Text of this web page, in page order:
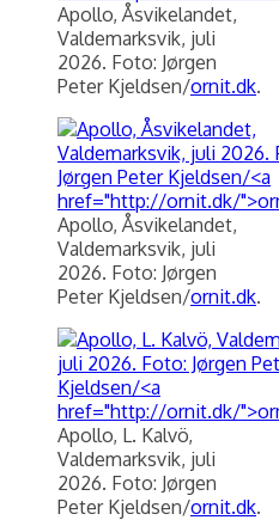
Apollo, Åsvikelandet,
Valdemarksvik, juli
2026. Foto: Jørgen
Peter Kjeldsen/ornit.dk.
Apollo, Åsvikelandet,
Valdemarksvik, juli
2026. Foto: Jørgen
Peter Kjeldsen/ornit.dk.
Apollo, L. Kalvö,
Valdemarksvik, juli
2026. Foto: Jørgen
Peter Kjeldsen/ornit.dk.